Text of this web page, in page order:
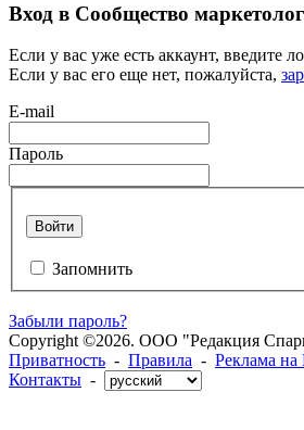
Вход в Сообщество
Если у вас уже есть аккаунт, введите
Если у вас его еще нет, пожалуйста,
E-mail
Пароль
Войти
Запомнить
Забыли пароль?
Copyright ©2026. ООО "Редакция
Приватность - Правила - Реклама на
Контакты -